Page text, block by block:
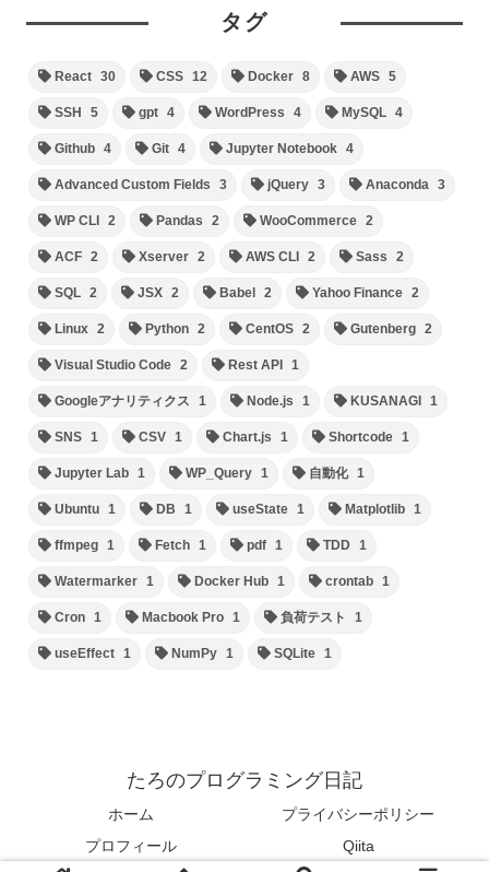
タグ
React 30 CSS 12 Docker 8 AWS 5
SSH 5 gpt 4 WordPress 4 MySQL 4
Github 4 Git 4 Jupyter Notebook 4
Advanced Custom Fields 3 jQuery 3 Anaconda 3
WP CLI 2 Pandas 2 WooCommerce 2
ACF 2 Xserver 2 AWS CLI 2 Sass 2
SQL 2 JSX 2 Babel 2 Yahoo Finance 2
Linux 2 Python 2 CentOS 2 Gutenberg 2
Visual Studio Code 2 Rest API 1
Googleアナリティクス 1 Node.js 1 KUSANAGI 1
SNS 1 CSV 1 Chart.js 1 Shortcode 1
Jupyter Lab 1 WP_Query 1 自動化 1
Ubuntu 1 DB 1 useState 1 Matplotlib 1
ffmpeg 1 Fetch 1 pdf 1 TDD 1
Watermarker 1 Docker Hub 1 crontab 1
Cron 1 Macbook Pro 1 負荷テスト 1
useEffect 1 NumPy 1 SQLite 1
たろのプログラミング日記
ホーム
プライバシーポリシー
プロフィール
Qiita